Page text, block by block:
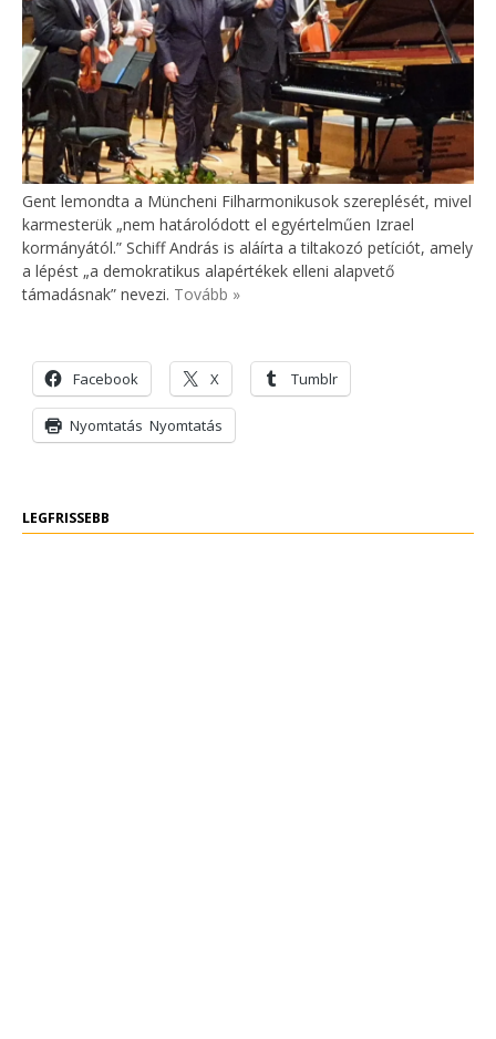
Gent lemondta a Müncheni Filharmonikusok szereplését, mivel
karmesterük „nem határolódott el egyértelműen Izrael
kormányától.” Schiff András is aláírta a tiltakozó petíciót, amely
a lépést „a demokratikus alapértékek elleni alapvető
támadásnak” nevezi. Tovább »
Facebook X Tumblr
Nyomtatás Nyomtatás
LEGFRISSEBB